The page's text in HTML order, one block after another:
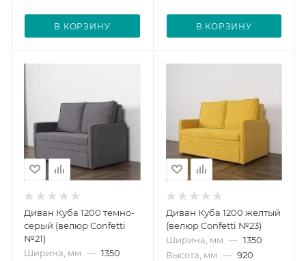
В КОРЗИНУ В КОРЗИНУ
Диван Куба 1200 темно-
серый (велюр Confetti
№21)
Ширина, мм — 1350
Диван Куба 1200 желтый
(велюр Confetti №23)
Ширина, мм — 1350
Высота, мм — 920